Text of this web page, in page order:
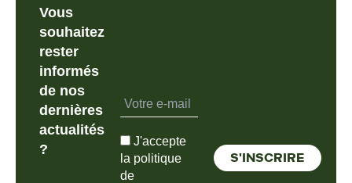
Vous
souhaitez
rester
informés
de nos
dernières
actualités
?
J'accepte
la politique
de